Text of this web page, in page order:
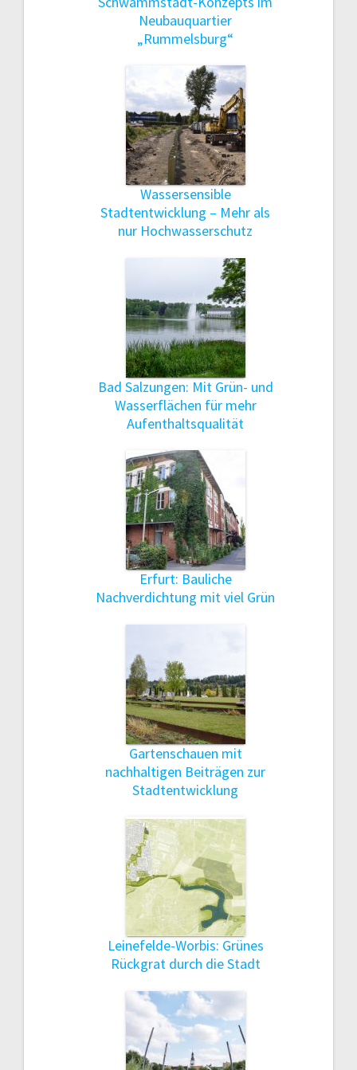
Neubauquartier
„Rummelsburg“
Wassersensible
Stadtentwicklung – Mehr als
nur Hochwasserschutz
Bad Salzungen: Mit Grün- und
Wasserflächen für mehr
Aufenthaltsqualität
Erfurt: Bauliche
Nachverdichtung mit viel Grün
Gartenschauen mit
nachhaltigen Beiträgen zur
Stadtentwicklung
Leinefelde-Worbis: Grünes
Rückgrat durch die Stadt